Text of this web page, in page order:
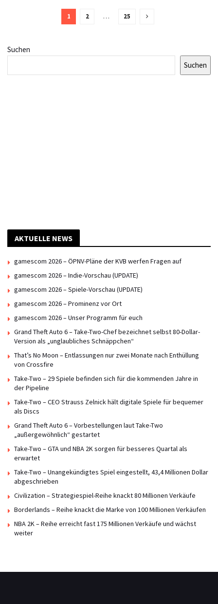
1 2 … 25
Suchen
Suchen
AKTUELLE NEWS
gamescom 2026 – ÖPNV-Pläne der KVB werfen Fragen auf
gamescom 2026 – Indie-Vorschau (UPDATE)
gamescom 2026 – Spiele-Vorschau (UPDATE)
gamescom 2026 – Prominenz vor Ort
gamescom 2026 – Unser Programm für euch
Grand Theft Auto 6 – Take-Two-Chef bezeichnet selbst 80-Dollar-
Version als „unglaubliches Schnäppchen“
That’s No Moon – Entlassungen nur zwei Monate nach Enthüllung
von Crossfire
Take-Two – 29 Spiele befinden sich für die kommenden Jahre in
der Pipeline
Take-Two – CEO Strauss Zelnick hält digitale Spiele für bequemer
als Discs
Grand Theft Auto 6 – Vorbestellungen laut Take-Two
„außergewöhnlich“ gestartet
Take-Two – GTA und NBA 2K sorgen für besseres Quartal als
erwartet
Take-Two – Unangekündigtes Spiel eingestellt, 43,4 Millionen Dollar
abgeschrieben
Civilization – Strategiespiel-Reihe knackt 80 Millionen Verkäufe
Borderlands – Reihe knackt die Marke von 100 Millionen Verkäufen
NBA 2K – Reihe erreicht fast 175 Millionen Verkäufe und wächst
weiter